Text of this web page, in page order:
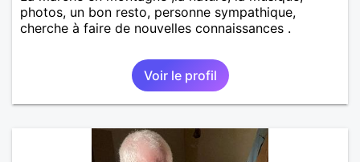
photos, un bon resto, personne sympathique,
cherche à faire de nouvelles connaissances .
Voir le profil